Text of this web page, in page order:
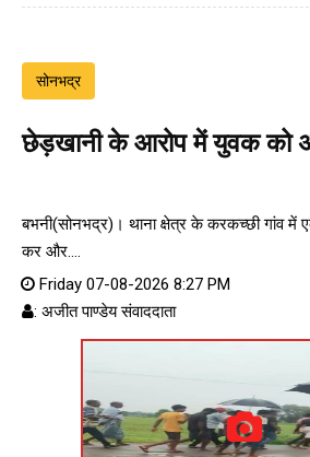
सोनभद्र
छेड़खानी के आरोप में युवक को
बभनी(सोनभद्र)। थाना क्षेत्र के करकच्छी गांव में
कर और....
Friday 07-08-2026 8:27 PM
: अजीत पाण्डेय संवाददाता